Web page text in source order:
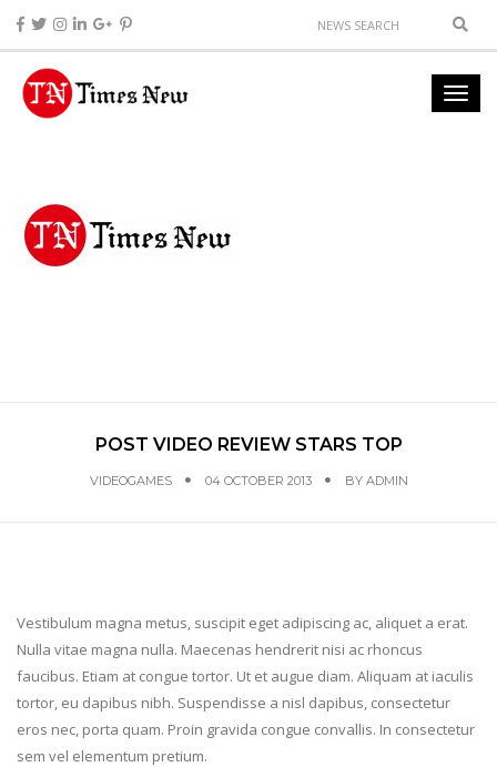
POST VIDEO REVIEW STARS TOP
VIDEOGAMES 04 OCTOBER 2013 BY ADMIN
Vestibulum magna metus, suscipit eget adipiscing ac, aliquet a erat.
Nulla vitae magna nulla. Maecenas hendrerit nisi ac rhoncus
faucibus. Etiam at congue tortor. Ut et augue diam. Aliquam at iaculis
tortor, eu dapibus nibh. Suspendisse a nisl dapibus, consectetur
eros nec, porta quam. Proin gravida congue convallis. In consectetur
sem vel elementum pretium.